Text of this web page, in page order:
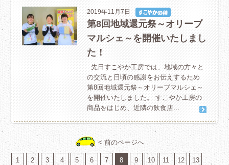
2019年11月7日
第8回地域還元祭～オリーブ
マルシェ～を開催いたしまし
た！
先日すこやか工房では、地域の方々と
の交流と日頃の感謝をお伝えするため
第8回地域還元祭～オリーブマルシェ～
を開催いたしました。 すこやか工房の
商品をはじめ、近隣の飲食店...
< 前のページへ
1 2 3 4 5 6 7 8 9 10 11 12 13